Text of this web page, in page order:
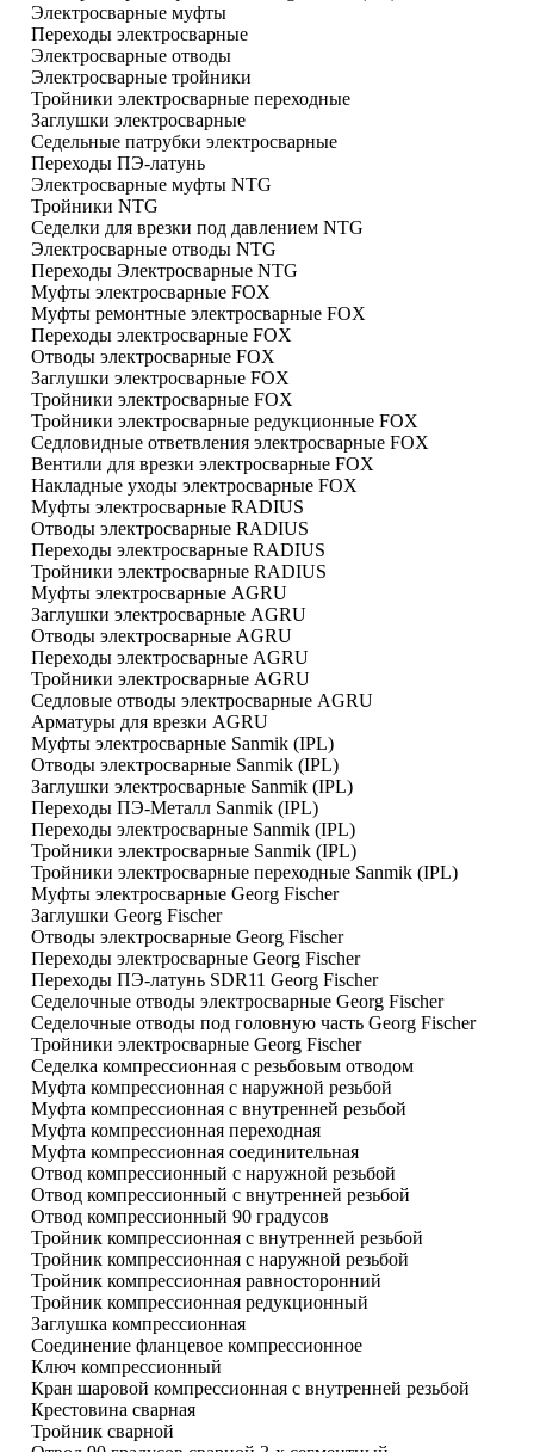
Электросварные муфты
Переходы электросварные
Электросварные отводы
Электросварные тройники
Тройники электросварные переходные
Заглушки электросварные
Седельные патрубки электросварные
Переходы ПЭ-латунь
Электросварные муфты NTG
Тройники NTG
Седелки для врезки под давлением NTG
Электросварные отводы NTG
Переходы Электросварные NTG
Муфты электросварные FOX
Муфты ремонтные электросварные FOX
Переходы электросварные FOX
Отводы электросварные FOX
Заглушки электросварные FOX
Тройники электросварные FOX
Тройники электросварные редукционные FOX
Седловидные ответвления электросварные FOX
Вентили для врезки электросварные FOX
Накладные уходы электросварные FOX
Муфты электросварные RADIUS
Отводы электросварные RADIUS
Переходы электросварные RADIUS
Тройники электросварные RADIUS
Муфты электросварные AGRU
Заглушки электросварные AGRU
Отводы электросварные AGRU
Переходы электросварные AGRU
Тройники электросварные AGRU
Седловые отводы электросварные AGRU
Арматуры для врезки AGRU
Муфты электросварные Sanmik (IPL)
Отводы электросварные Sanmik (IPL)
Заглушки электросварные Sanmik (IPL)
Переходы ПЭ-Металл Sanmik (IPL)
Переходы электросварные Sanmik (IPL)
Тройники электросварные Sanmik (IPL)
Тройники электросварные переходные Sanmik (IPL)
Муфты электросварные Georg Fischer
Заглушки Georg Fischer
Отводы электросварные Georg Fischer
Переходы электросварные Georg Fischer
Переходы ПЭ-латунь SDR11 Georg Fischer
Седелочные отводы электросварные Georg Fischer
Седелочные отводы под головную часть Georg Fischer
Тройники электросварные Georg Fischer
Седелка компрессионная с резьбовым отводом
Муфта компрессионная с наружной резьбой
Муфта компрессионная с внутренней резьбой
Муфта компрессионная переходная
Муфта компрессионная соединительная
Отвод компрессионный с наружной резьбой
Отвод компрессионный с внутренней резьбой
Отвод компрессионный 90 градусов
Тройник компрессионная с внутренней резьбой
Тройник компрессионная с наружной резьбой
Тройник компрессионная равносторонний
Тройник компрессионная редукционный
Заглушка компрессионная
Соединение фланцевое компрессионное
Ключ компрессионный
Кран шаровой компрессионная с внутренней резьбой
Крестовина сварная
Тройник сварной